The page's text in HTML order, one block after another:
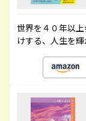
世界を４０年以
けする、人生を